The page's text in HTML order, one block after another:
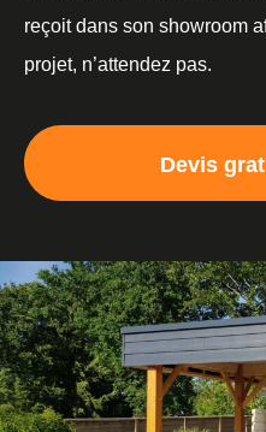
reçoit dans son showroom
projet, n’attendez pas.
Devis